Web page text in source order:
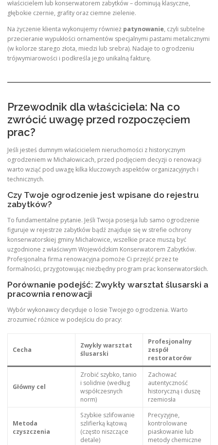
właścicielem lub konserwatorem zabytków – dominują klasyczne,
głębokie czernie, grafity oraz ciemne zielenie.
Na życzenie klienta wykonujemy również patynowanie, czyli subtelne
przecieranie wypukłości ornamentów specjalnymi pastami metalicznymi
(w kolorze starego złota, miedzi lub srebra). Nadaje to ogrodzeniu
trójwymiarowości i podkreśla jego unikalną fakturę.
Przewodnik dla właściciela: Na co
zwrócić uwagę przed rozpoczęciem
prac?
Jeśli jesteś dumnym właścicielem nieruchomości z historycznym
ogrodzeniem w Michałowicach, przed podjęciem decyzji o renowacji
warto wziąć pod uwagę kilka kluczowych aspektów organizacyjnych i
technicznych.
Czy Twoje ogrodzenie jest wpisane do rejestru
zabytków?
To fundamentalne pytanie. Jeśli Twoja posesja lub samo ogrodzenie
figuruje w rejestrze zabytków bądź znajduje się w strefie ochrony
konserwatorskiej gminy Michałowice, wszelkie prace muszą być
uzgodnione z właściwym Wojewódzkim Konserwatorem Zabytków.
Profesjonalna firma renowacyjna pomoże Ci przejść przez te
formalności, przygotowując niezbędny program prac konserwatorskich.
Porównanie podejść: Zwykły warsztat ślusarski a
pracownia renowacji
Wybór wykonawcy decyduje o losie Twojego ogrodzenia. Warto
zrozumieć różnice w podejściu do pracy:
Cecha
Zwykły warsztat
ślusarski
Profesjonalny
zespół
restoratorów
Główny cel
Zrobić szybko, tanio
i solidnie (według
współczesnych
norm)
Zachować
autentyczność
historyczną i duszę
rzemiosła
Metoda
czyszczenia
Szybkie szlifowanie
szlifierką kątową
(często niszczące
detale)
Precyzyjne,
kontrolowane
piaskowanie lub
metody chemiczne